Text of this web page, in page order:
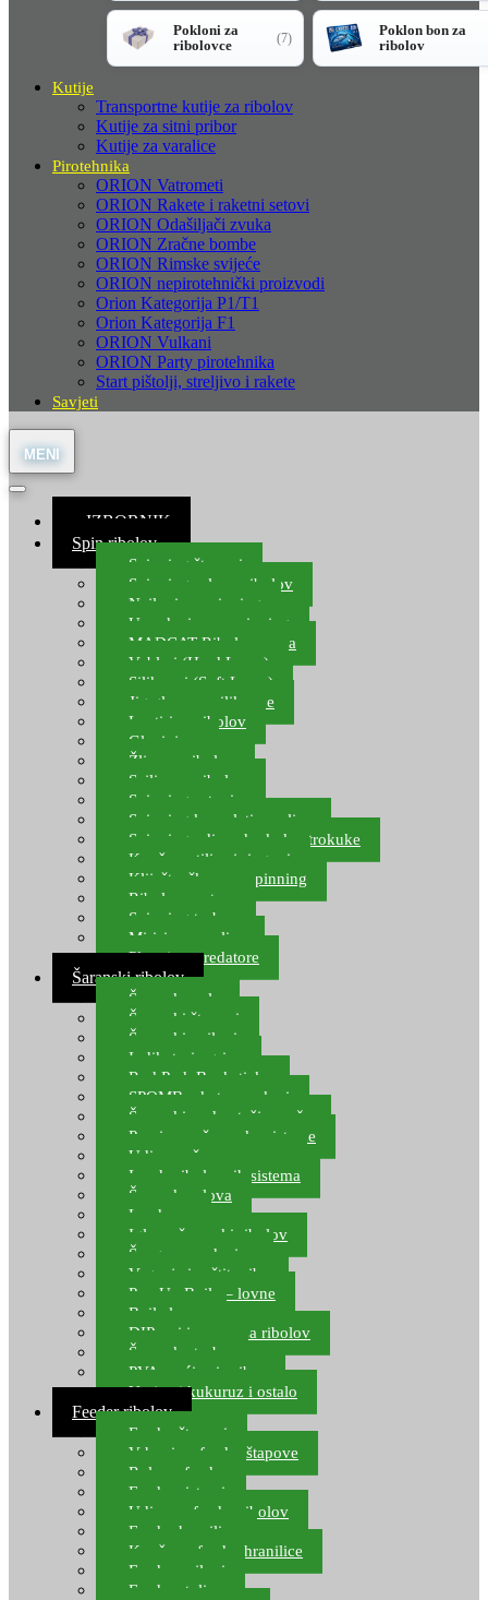
Pokloni za
ribolovce
(7)
Poklon bon za
ribolov
Kutije
Transportne kutije za ribolov
Kutije za sitni pribor
Kutije za varalice
Pirotehnika
ORION Vatrometi
ORION Rakete i raketni setovi
ORION Odašiljači zvuka
ORION Zračne bombe
ORION Rimske svijeće
ORION nepirotehnički proizvodi
Orion Kategorija P1/T1
Orion Kategorija F1
ORION Vulkani
ORION Party pirotehnika
Start pištolji, streljivo i rakete
Savjeti
≡ IZBORNIK
Spin ribolov
Spinning štapovi
Spinning role za ribolov
Najloni za spinning
Upredenice za spinning
MADCAT Ribolov soma
Vobleri (Hard Lures)
Silikonci (Soft Lures)
Jig glave za silikonce
Leptiri za ribolov
Glavinjare
Žlice za ribolov
Sajlice za ribolov
Spinning setovi
Spinning kompleti varalica
Spinning udice, dvokuke, trokuke
Kopče, vrtilice i ringovi
Kliješta, škare za spinning
Ribolov pastrve
Spinning torbe
Mirisi za varalice
Plovci za predatore
Šaranski ribolov
Šaranske role
Šaranski štapovi
Šaranski najloni
Indikatori ugriza
Rod Pod, Banksticks
SPOMB rakete, markeri
Šaranski podmetači, mreže
Pernice za šaranske sisteme
Udice za šarana, amura
Izrada ribolovnih sistema
Šaranska olova
Leadcore
Igle za šaranski ribolov
Špage, upredenice
Vaganje i zaštita ribe
Pop Up Boile – lovne
Boile lovne
DIP-ovi i arome za ribolov
Šaranske torbe
PVA vrećice i pribor
Umjetni kukuruz i ostalo
Feeder ribolov
Feeder štapovi
Vrhovi za feeder štapove
Role za feeder
Feeder sistemi
Udice za feeder ribolov
Feeder hranilice
Kopče za feeder hranilice
Feeder najloni
Feeder stolice